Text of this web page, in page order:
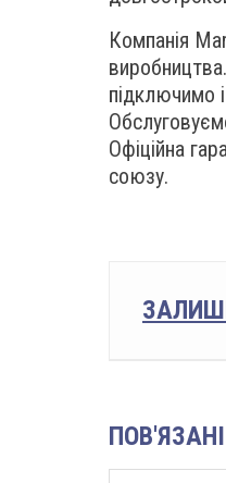
Компанія
підключимо
Офіційна
союзу.